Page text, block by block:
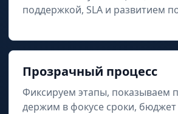
поддержкой, SLA и развитием
Прозрачный процесс
Фиксируем этапы, показываем
держим в фокусе сроки, бюджет